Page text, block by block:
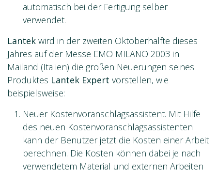
automatisch bei der Fertigung selber
verwendet.
Lantek wird in der zweiten Oktoberhälfte dieses
Jahres auf der Messe EMO MILANO 2003 in
Mailand (Italien) die großen Neuerungen seines
Produktes Lantek Expert vorstellen, wie
beispielsweise:
Neuer Kostenvoranschlagsassistent. Mit Hilfe
des neuen Kostenvoranschlagsassistenten
kann der Benutzer jetzt die Kosten einer Arbeit
berechnen. Die Kosten können dabei je nach
verwendetem Material und externen Arbeiten